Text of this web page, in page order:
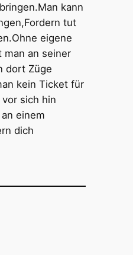
kann
tut
eigene
man an seiner
dort Züge
kein Ticket für
sich hin
einem
dich